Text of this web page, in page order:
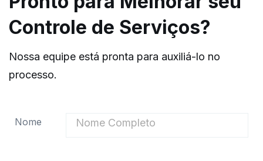
Controle de Serviços?
Nossa equipe está pronta para auxiliá-lo no
processo.
Nome